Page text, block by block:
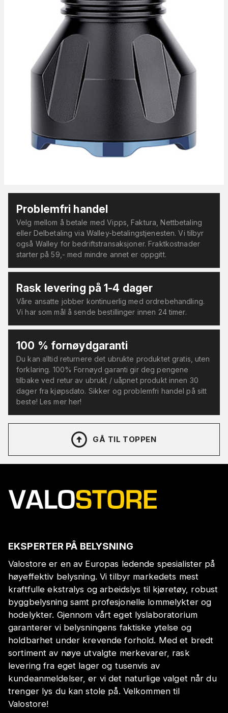
Problemfri handel
Velg mellom å betale med Vipps, Faktura, Nettbetaling
eller Delbetaling via Walley-betalingstjenesten. Vi tilbyr
også Walley for bedriftstransaksjoner. Fraktkostnader
starter på 59,- med mindre annet er oppgitt.
Rask levering på 1-4 dager
Våre ansatte jobber kontinuerlig med ordrebehandling.
Vi har som mål å sende bestillinger innen 24 timer.
100 % fornøydgaranti
Du kan alltid returnere det ubrukte produktet gratis, uten
forklaring. 100% Fornøyd garanti gir deg pengene
tilbake ved retur av ubrukt / uåpnet produkt innen 30
dager fra kjøpsdato. Sikker og problemfri handel på sitt
beste! Les mer her!
GÅ TIL TOPPEN
EKSPERTER PÅ BELYSNING
Valostore er en av Europas ledende spesialister på
høyeffektiv belysning. Vi tilbyr markedets mest
kraftfulle ekstralys og arbeidslys til kjøretøy, robust
byggbelysning samt profesjonelle lommelykter og
hodelykter. Gjennom vårt eget lyslaboratorium
garanterer vi belysningens faktiske ytelse og
holdbarhet under krevende forhold. Med et bredt
sortiment av nøye utvalgte merkevarer, rask
levering fra eget lager og tusenvis av
kundeanmeldelser, er vi det naturlige valget når du
trenger lys du kan stole på. Velkommen til
Valostore!